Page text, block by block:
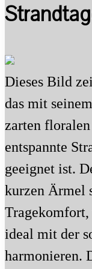
Dieses Bild
das mit
zarten
entspannte
geeignet ist.
kurzen Ärmel
Tragekomfort,
ideal mit der
harmonieren.